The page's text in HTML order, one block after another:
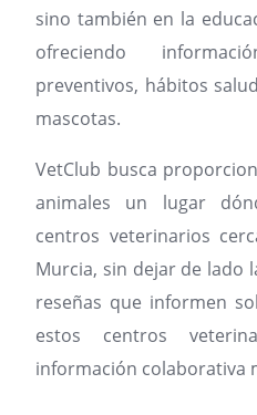
sino también en la
ofreciendo
preventivos, hábitos
mascotas.
VetClub busca
animales un lugar
centros veterinarios
Murcia, sin dejar de lado
reseñas que informen
estos centros
información colaborativa